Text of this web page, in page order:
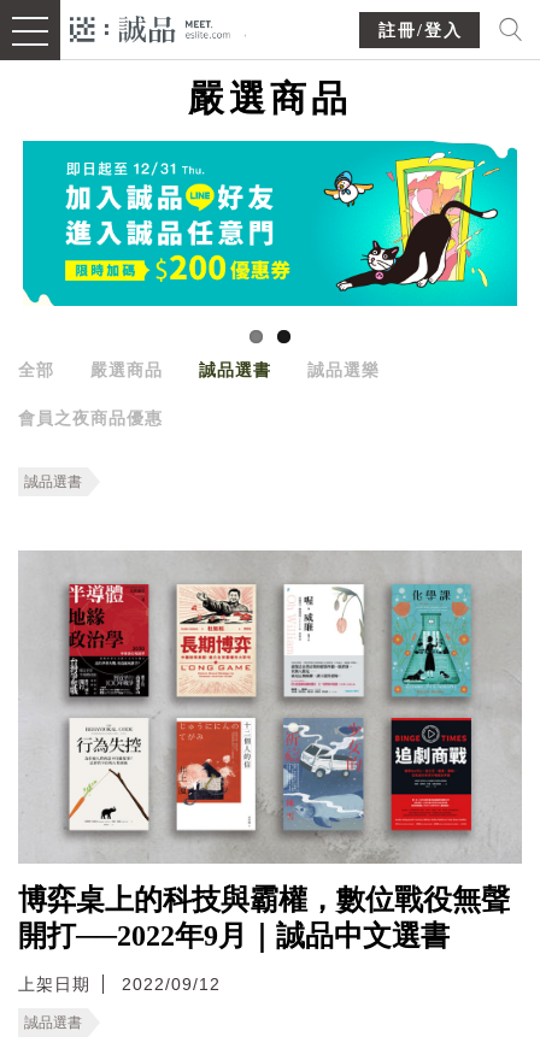
註冊/登入
嚴選商品
全部 嚴選商品 誠品選書 誠品選樂
會員之夜商品優惠
誠品選書
博弈桌上的科技與霸權，數位戰役無聲
開打──2022年9月｜誠品中文選書
上架日期 2022/09/12
誠品選書